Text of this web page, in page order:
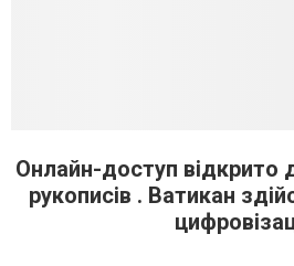
Онлайн-доступ відкрито
рукописів . Ватикан